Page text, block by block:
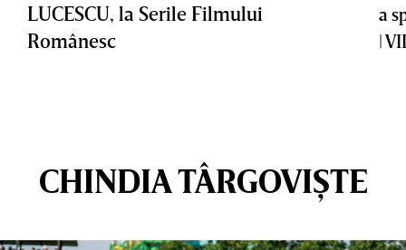
LUCESCU, la Serile Filmului
Românesc
a
|
CHINDIA TÂRGOVIȘTE